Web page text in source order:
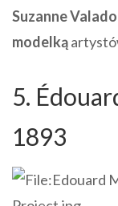
Suzanne
modelką
5.
1893